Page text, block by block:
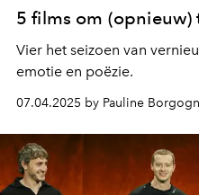
5 films om
Vier het seizoen van
emotie en poëzie.
07.04.2025 by Pauline